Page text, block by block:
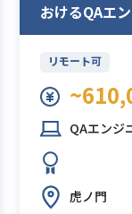
おけるQAエ
リモート可
QAエンジ
虎ノ門